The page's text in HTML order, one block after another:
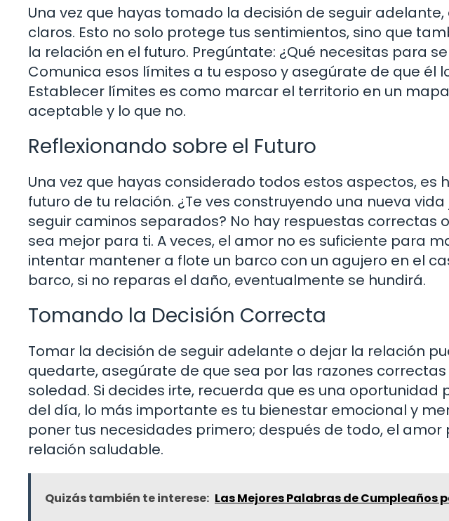
Una vez que hayas tomado la decisión de seguir
claros. Esto no solo protege tus sentimientos, sino que
la relación en el futuro. Pregúntate: ¿Qué necesitas para
Comunica esos límites a tu esposo y asegúrate de que él
Establecer límites es como marcar el territorio en un
aceptable y lo que no.
Reflexionando sobre el Futuro
Una vez que hayas considerado todos estos aspectos, es
futuro de tu relación. ¿Te ves construyendo una nueva
seguir caminos separados? No hay respuestas correctas
sea mejor para ti. A veces, el amor no es suficiente para
intentar mantener a flote un barco con un agujero en el
barco, si no reparas el daño, eventualmente se hundirá.
Tomando la Decisión Correcta
Tomar la decisión de seguir adelante o dejar la relación
quedarte, asegúrate de que sea por las razones
soledad. Si decides irte, recuerda que es una oportunidad
del día, lo más importante es tu bienestar emocional y
poner tus necesidades primero; después de todo, el
relación saludable.
Quizás también te interese: Las Mejores Palabras de Cumpleaños